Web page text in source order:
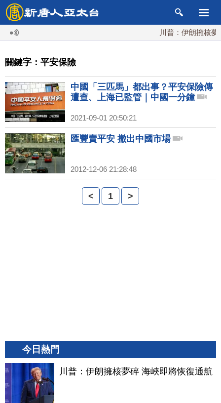
川普：伊朗擁核夢
關鍵字：平安保險
中國「三匹馬」都出事？平安保險傳
遭查、上海已監管｜中國一分鐘
2021-09-01 20:50:21
匯豐賣平安 撤出中國市場
2012-12-06 21:28:48
< 1 >
今日熱門
川普：伊朗擁核夢碎 海峽即將恢復通航